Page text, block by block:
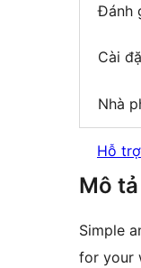
Đánh
Cài
Nhà
Hỗ trợ
Mô tả
Simple
for your